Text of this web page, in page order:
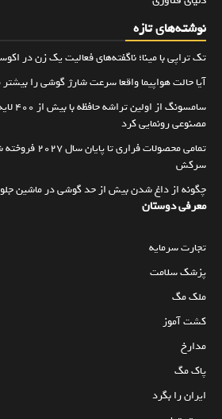
نوشته‌های تازه
تک تراپی با مینا؛ ناگفته‌های فعالیت یک زن در
آیا حالت هواپیما واقعا سرعت شارژ گوشی را
مصنوعی رونمایی کرد
تمامی محصولات
سرکش
چگونه از داغ شدن بیش از حد گوشی در ماشین
معرفی دوستان
تجارت سرمایه
پزشک سلامت
ملک مگ
کشت آموز
مدارخ
پاک مگ
ایران را بگرد